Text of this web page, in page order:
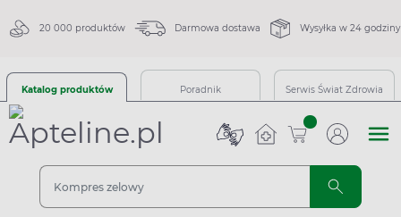
20 000 produktów Darmowa dostawa Wysyłka w 24 godziny
Katalog produktów Poradnik Serwis Świat Zdrowia
sztuk